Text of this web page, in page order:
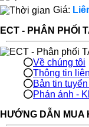
Giá:
ECT - PHÂN PHỐI
Về chúng tôi
Thông tin
Bản tin
Phán ánh -
HƯỚNG DẪN MUA